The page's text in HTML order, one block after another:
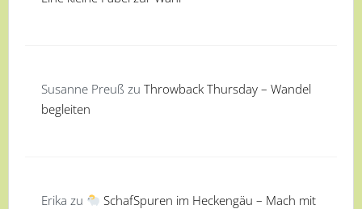
Susanne Preuß zu Throwback Thursday – Wandel
begleiten
Erika zu
SchafSpuren im Heckengäu – Mach mit